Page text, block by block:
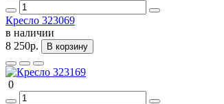
Кресло 323069
в наличии
8 250р.
В корзину
0